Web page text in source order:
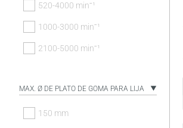
520-4000 minˉ¹
1000-3000 minˉ¹
2100-5000 minˉ¹
MAX. Ø DE PLATO DE GOMA PARA LIJA
150 mm